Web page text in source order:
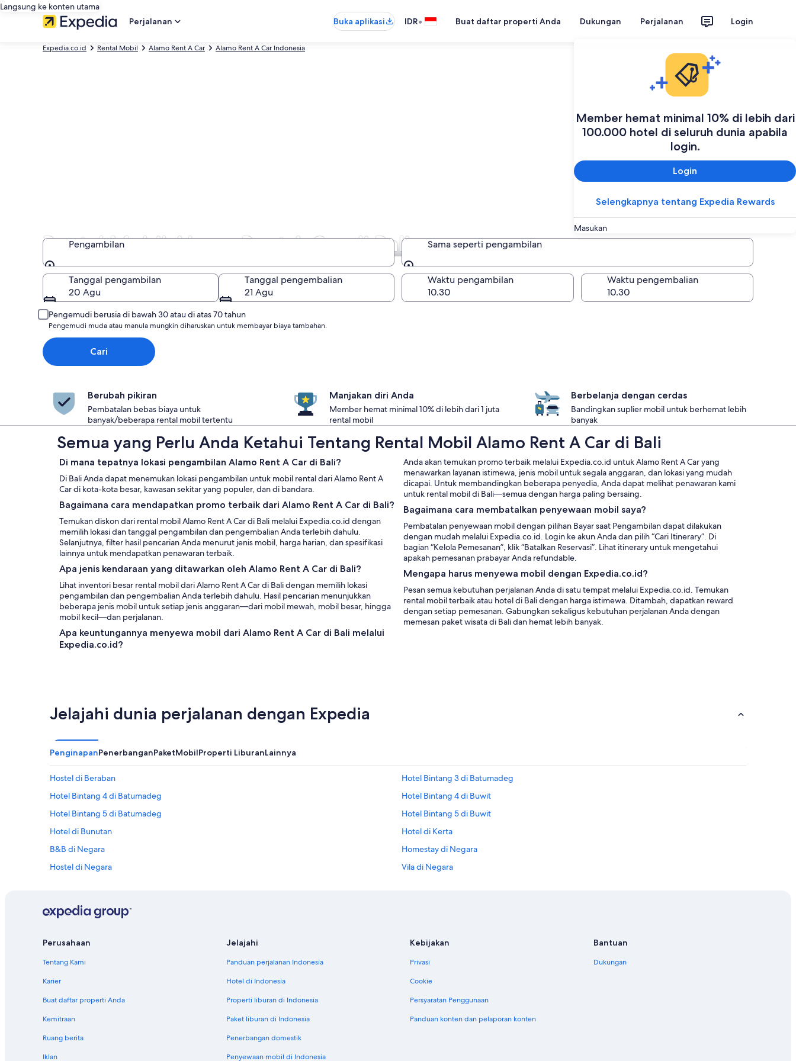
Langsung ke konten utama
Perjalanan
Buka aplikasi IDR• Buat daftar properti Anda Dukungan Perjalanan Login
Member hemat minimal 10% di lebih dari
100.000 hotel di seluruh dunia apabila
login.
Login
Selengkapnya tentang Expedia Rewards
Masukan
Expedia.co.id Rental Mobil Alamo Rent A Car Alamo Rent A Car Indonesia
Rental Mobil Alamo Rent A Car di Bali
Pengambilan
Pengambilan
Sama seperti pengambilan
Sama seperti pengambilan
Tanggal pengambilan
20 Agu
Tanggal pengembalian
21 Agu
Waktu pengambilan Waktu pengembalian
Pengemudi berusia di bawah 30 atau di atas 70 tahun
Pengemudi muda atau manula mungkin diharuskan untuk membayar biaya tambahan.
Cari
Berubah pikiran
Pembatalan bebas biaya untuk
banyak/beberapa rental mobil tertentu
Manjakan diri Anda
Member hemat minimal 10% di lebih dari 1 juta
rental mobil
Berbelanja dengan cerdas
Bandingkan suplier mobil untuk berhemat lebih
banyak
Semua yang Perlu Anda Ketahui Tentang Rental Mobil Alamo Rent A Car di Bali
Di mana tepatnya lokasi pengambilan Alamo Rent A Car di Bali?
Di Bali Anda dapat menemukan lokasi pengambilan untuk mobil rental dari Alamo Rent A
Car di kota-kota besar, kawasan sekitar yang populer, dan di bandara.
Bagaimana cara mendapatkan promo terbaik dari Alamo Rent A Car di Bali?
Temukan diskon dari rental mobil Alamo Rent A Car di Bali melalui Expedia.co.id dengan
memilih lokasi dan tanggal pengambilan dan pengembalian Anda terlebih dahulu.
Selanjutnya, filter hasil pencarian Anda menurut jenis mobil, harga harian, dan spesifikasi
lainnya untuk mendapatkan penawaran terbaik.
Apa jenis kendaraan yang ditawarkan oleh Alamo Rent A Car di Bali?
Lihat inventori besar rental mobil dari Alamo Rent A Car di Bali dengan memilih lokasi
pengambilan dan pengembalian Anda terlebih dahulu. Hasil pencarian menunjukkan
beberapa jenis mobil untuk setiap jenis anggaran—dari mobil mewah, mobil besar, hingga
mobil kecil—dan perjalanan.
Apa keuntungannya menyewa mobil dari Alamo Rent A Car di Bali melalui
Expedia.co.id?
Anda akan temukan promo terbaik melalui Expedia.co.id untuk Alamo Rent A Car yang
menawarkan layanan istimewa, jenis mobil untuk segala anggaran, dan lokasi yang mudah
dicapai. Untuk membandingkan beberapa penyedia, Anda dapat melihat penawaran kami
untuk rental mobil di Bali—semua dengan harga paling bersaing.
Bagaimana cara membatalkan penyewaan mobil saya?
Pembatalan penyewaan mobil dengan pilihan Bayar saat Pengambilan dapat dilakukan
dengan mudah melalui Expedia.co.id. Login ke akun Anda dan pilih “Cari Itinerary”. Di
bagian “Kelola Pemesanan”, klik “Batalkan Reservasi”. Lihat itinerary untuk mengetahui
apakah pemesanan prabayar Anda refundable.
Mengapa harus menyewa mobil dengan Expedia.co.id?
Pesan semua kebutuhan perjalanan Anda di satu tempat melalui Expedia.co.id. Temukan
rental mobil terbaik atau hotel di Bali dengan harga istimewa. Ditambah, dapatkan reward
dengan setiap pemesanan. Gabungkan sekaligus kebutuhan perjalanan Anda dengan
memesan paket wisata di Bali dan hemat lebih banyak.
Jelajahi dunia perjalanan dengan Expedia
PenginapanPenerbanganPaketMobilProperti LiburanLainnya
Hostel di Beraban
Hotel Bintang 3 di Batumadeg
Hotel Bintang 4 di Batumadeg
Hotel Bintang 4 di Buwit
Hotel Bintang 5 di Batumadeg
Hotel Bintang 5 di Buwit
Hotel di Bunutan
Hotel di Kerta
B&B di Negara
Homestay di Negara
Hostel di Negara
Vila di Negara
Hotel OYO Rooms di Perean Tengah
Hotel di Rendang
Hotel di Tulamben
Perusahaan
Tentang Kami
Karier
Buat daftar properti Anda
Kemitraan
Ruang berita
Iklan
Jelajahi
Panduan perjalanan Indonesia
Hotel di Indonesia
Properti liburan di Indonesia
Paket liburan di Indonesia
Penerbangan domestik
Penyewaan mobil di Indonesia
Kebijakan
Privasi
Cookie
Persyaratan Penggunaan
Panduan konten dan pelaporan konten
Bantuan
Dukungan